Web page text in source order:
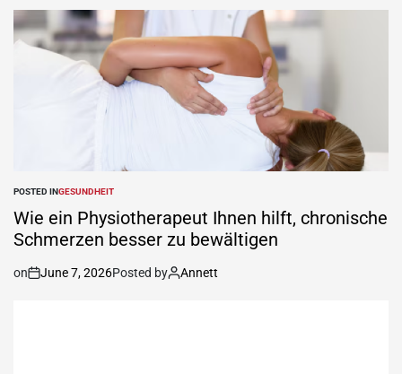
POSTED INGESUNDHEIT
Wie ein Physiotherapeut Ihnen hilft, chronische
Schmerzen besser zu bewältigen
on June 7, 2026Posted by Annett